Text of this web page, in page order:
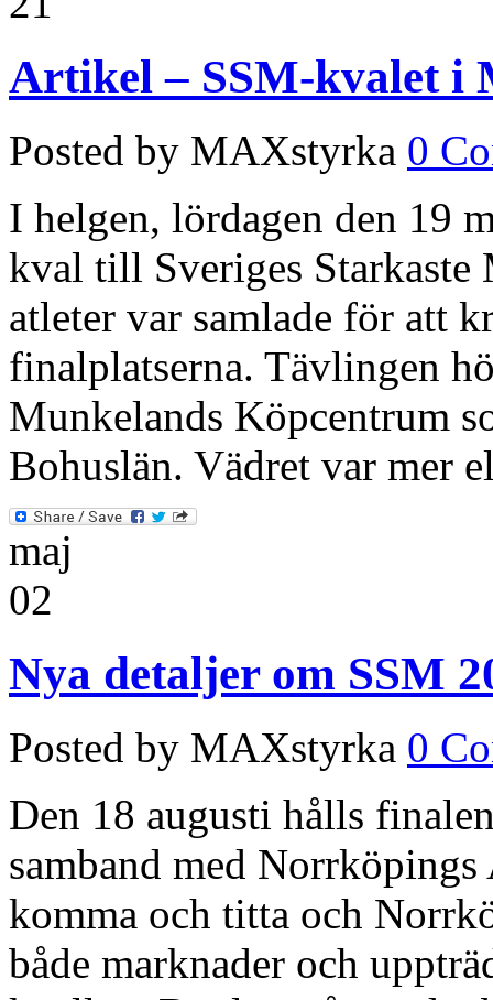
Artikel – SSM-kvalet i
Posted by MAXstyrka 0
I helgen, lördagen den 19
kval till Sveriges Starkaste
atleter var samlade för att
finalplatserna. Tävlingen
Munkelands Köpcentrum
Bohuslän. Vädret var mer
maj
02
Nya detaljer om SSM
Posted by MAXstyrka 0
Den 18 augusti hålls
samband med
komma och titta och
både marknader och